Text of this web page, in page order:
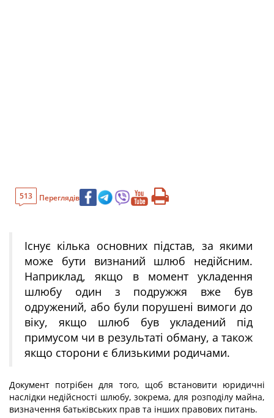
513 Переглядів
Існує кілька основних підстав, за якими
може бути визнаний шлюб недійсним.
Наприклад, якщо в момент укладення
шлюбу один з подружжя вже був
одружений, або були порушені вимоги до
віку, якщо шлюб був укладений під
примусом чи в результаті обману, а також
якщо сторони є близькими родичами.
Документ потрібен для того, щоб встановити юридичні
наслідки недійсності шлюбу, зокрема, для розподілу майна,
визначення батьківських прав та інших правових питань.